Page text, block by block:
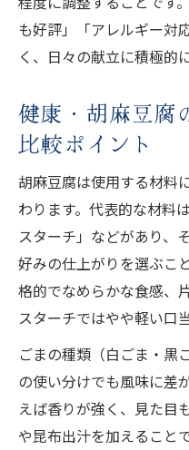
も好評」「アレルギー対
く、日々の献立に積極的
健康・胡麻豆腐
比較ポイント
胡麻豆腐は使用する材料
わります。代表的な材料
スターチ」などがあり、
好みの仕上がりを選ぶこ
格的でなめらかな食感、
スターチではやや軽い口
ごまの種類（白ごま・黒
の使い分けでも風味に差
えば香りが強く、見た目
や昆布出汁を加えること